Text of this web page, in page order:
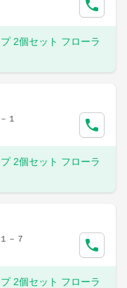
2個セット フローラ
１
2個セット フローラ
－７
2個セット フローラ